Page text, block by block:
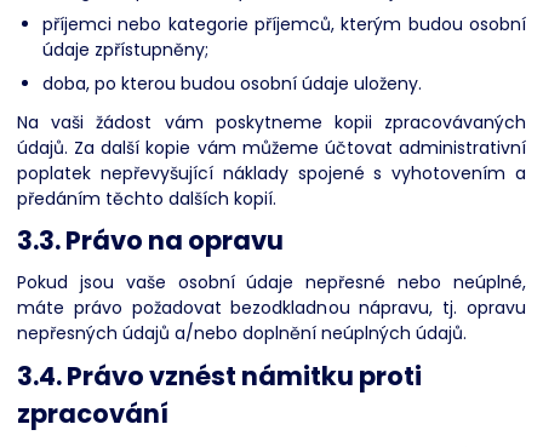
příjemci nebo kategorie příjemců, kterým budou osobní
údaje zpřístupněny;
doba, po kterou budou osobní údaje uloženy.
Na vaši žádost vám poskytneme kopii zpracovávaných
údajů. Za další kopie vám můžeme účtovat administrativní
poplatek nepřevyšující náklady spojené s vyhotovením a
předáním těchto dalších kopií.
3.3. Právo na opravu
Pokud jsou vaše osobní údaje nepřesné nebo neúplné,
máte právo požadovat bezodkladnou nápravu, tj. opravu
nepřesných údajů a/nebo doplnění neúplných údajů.
3.4. Právo vznést námitku proti
zpracování